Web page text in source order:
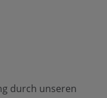
durch unseren